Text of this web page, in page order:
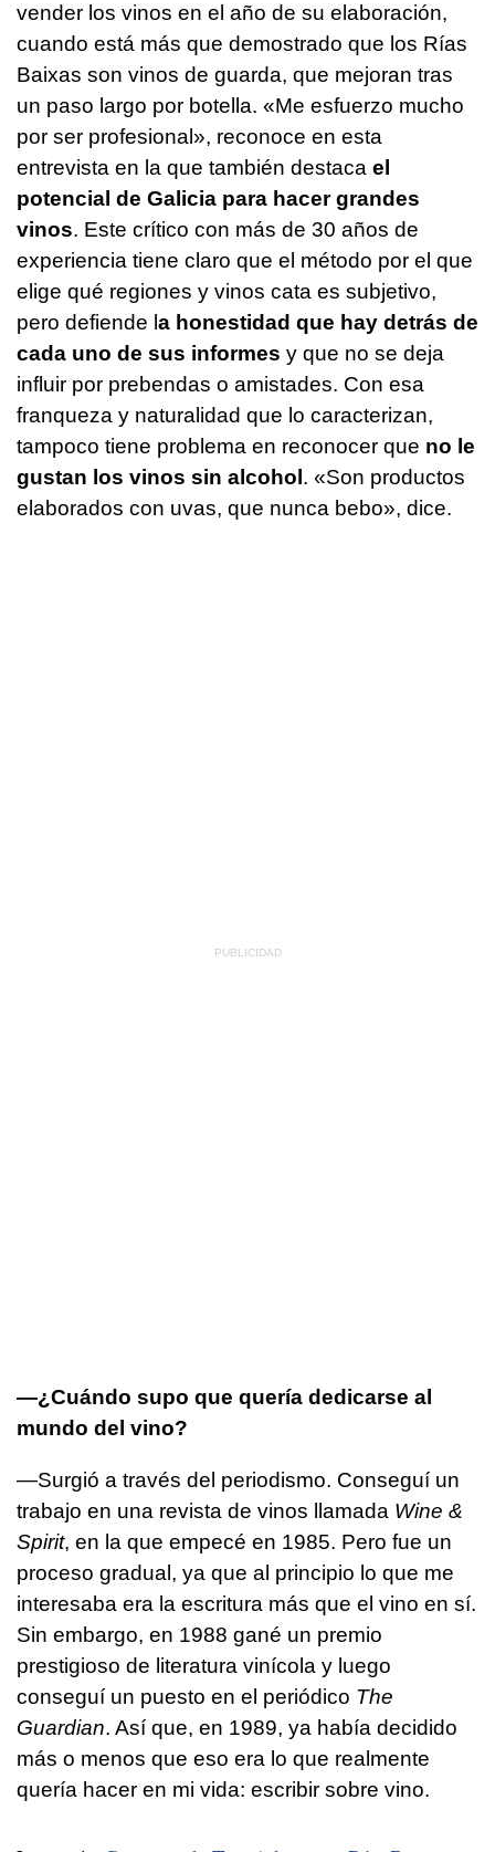
vender los vinos en el año de su elaboración,
cuando está más que demostrado que los Rías
Baixas son vinos de guarda, que mejoran tras
un paso largo por botella. «Me esfuerzo mucho
por ser profesional», reconoce en esta
entrevista en la que también destaca el
potencial de Galicia para hacer grandes
vinos. Este crítico con más de 30 años de
experiencia tiene claro que el método por el que
elige qué regiones y vinos cata es subjetivo,
pero defiende l a honestidad que hay detrás de
cada uno de sus informes y que no se deja
influir por prebendas o amistades. Con esa
franqueza y naturalidad que lo caracterizan,
tampoco tiene problema en reconocer que no le
gustan los vinos sin alcohol . «Son productos
elaborados con uvas, que nunca bebo», dice.
—¿Cuándo supo que quería dedicarse al
mundo del vino?
—Surgió a través del periodismo. Conseguí un
trabajo en una revista de vinos llamada Wine &
Spirit, en la que empecé en 1985. Pero fue un
proceso gradual, ya que al principio lo que me
interesaba era la escritura más que el vino en sí.
Sin embargo, en 1988 gané un premio
prestigioso de literatura vinícola y luego
conseguí un puesto en el periódico The
Guardian. Así que, en 1989, ya había decidido
más o menos que eso era lo que realmente
quería hacer en mi vida: escribir sobre vino.